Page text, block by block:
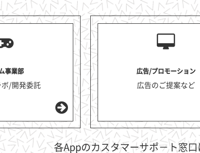
事業部
/開発委託
広告/プロモーション
広告のご提案など
各Appのカスタマーサポ－ト窓口